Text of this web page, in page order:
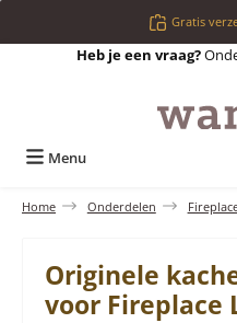
Ga naar de hoofdinhoudGratis
Heb je een vraag?
Menu
Home Onderdelen
Originele
voor Fireplace